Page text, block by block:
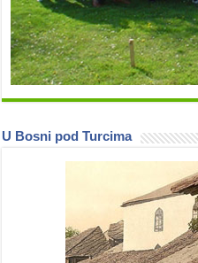
U Bosni pod Turcima